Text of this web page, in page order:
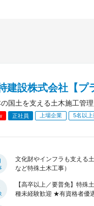
建設株式会社【プ
の国土を支える土木施工管
正社員 上場企業 5名以上
文化財やインフラも支える
など特殊土木工事）
【高卒以上／要普免】特
種未経験歓迎 ★有資格者優